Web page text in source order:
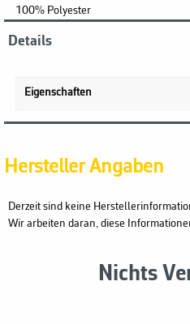
100% Polyester
Details
Eigenschaften
Hersteller Angaben
Derzeit sind keine
Wir arbeiten daran, diese
Nichts